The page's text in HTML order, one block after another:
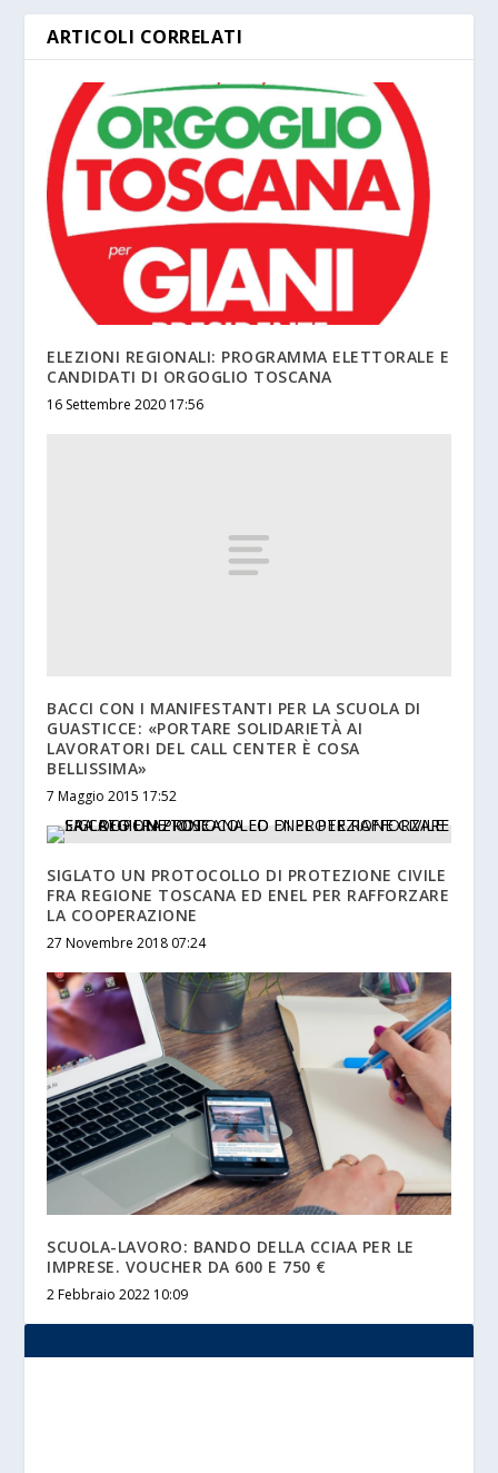
ARTICOLI CORRELATI
ELEZIONI REGIONALI: PROGRAMMA ELETTORALE E
CANDIDATI DI ORGOGLIO TOSCANA
16 Settembre 2020 17:56
BACCI CON I MANIFESTANTI PER LA SCUOLA DI
GUASTICCE: «PORTARE SOLIDARIETÀ AI
LAVORATORI DEL CALL CENTER È COSA
BELLISSIMA»
7 Maggio 2015 17:52
SIGLATO UN PROTOCOLLO DI PROTEZIONE CIVILE
FRA REGIONE TOSCANA ED ENEL PER RAFFORZARE
LA COOPERAZIONE
27 Novembre 2018 07:24
SCUOLA-LAVORO: BANDO DELLA CCIAA PER LE
IMPRESE. VOUCHER DA 600 E 750 €
2 Febbraio 2022 10:09